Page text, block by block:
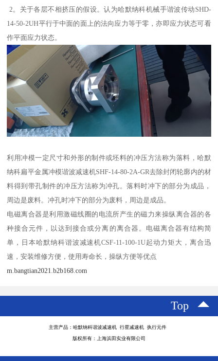
2。关于各层不相挤压的假设。认为哈默纳科机械手谐波传动SHD-
14-50-2UH平行于中面的面上的法向应力等于零，亦即应力状态可看
作平面应力状态。
利用冲模一定尺寸和外形的制件或坯料的冲压方法称为落料，哈默
纳科扁平金属冲模谐波减速机SHF-14-80-2A-GR去除封闭轮廓内的材
料得到带孔制件的冲压方法称为冲孔。落料时冲下的部分为成品，
周边是废料。冲孔时冲下的部分为废料，周边是成品。
电磁离合器是利用激磁线圈的电流所产生的磁力来操纵离合器的各
种接合元件，以达到接合或分离的离合器。电磁离合器有结构简
单，日本哈默纳科谐波减速机CSF-11-100-1U起动力矩大，离合迅
速，安装维修方便，使用寿命长，操纵方便等优点
m.bangtian2021.b2b168.com
Top
主营产品：哈默纳科谐波减速机 行星减速机 执行元件
版权所有：上海浜田实业有限公司